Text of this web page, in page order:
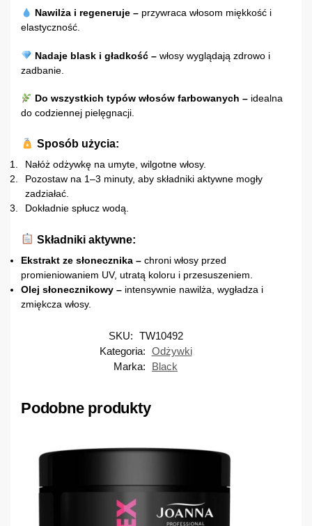
Nawilża i regeneruje –przywraca włosom miękkość i
elastyczność.
Nadaje blask i gładkość –włosy wyglądają zdrowo i
zadbanie.
Do wszystkich typów włosów farbowanych –idealna
do codziennej pielęgnacji.
Sposób użycia:
Nałóż odżywkę na umyte, wilgotne włosy.
Pozostaw na 1–3 minuty, aby składniki aktywne mogły
zadziałać.
Dokładnie spłucz wodą.
Składniki aktywne:
Ekstrakt ze słonecznika – chroni włosy przed
promieniowaniem UV, utratą koloru i przesuszeniem.
Olej słonecznikowy – intensywnie nawilża, wygładza i
zmiękcza włosy.
SKU: TW10492
Kategoria: Odżywki
Marka:
Black
Podobne produkty